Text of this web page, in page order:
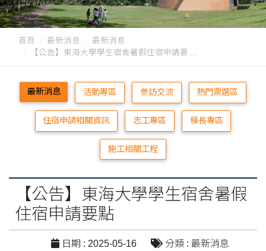
首頁 最新消息
最新消息
【公告】東海大學學生宿舍暑假住宿申請要....
最新消息 活動專區 參訪交流 熱門票選區
住宿申請相關資訊 志工專區 棟長專區
施工相關工程
【公告】東海大學學生宿舍暑假
住宿申請要點
日期 : 2025-05-16
分類 : 最新消息